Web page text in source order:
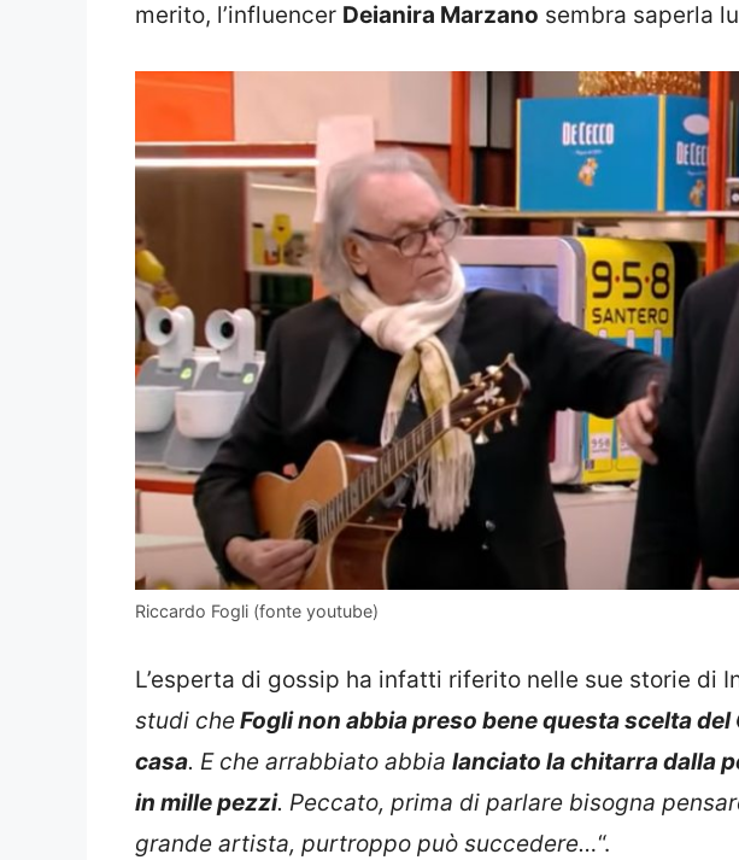
merito, l’influencer Deianira Marzano sembra saperla
Riccardo Fogli (fonte youtube)
L’esperta di gossip ha infatti riferito nelle sue storie di
studi cheFogli non abbia preso bene questa scelta del
casa. E che arrabbiato abbia lanciato la chitarra dalla
in mille pezzi. Peccato, prima di parlare bisogna
grande artista, purtroppo può succedere…“.